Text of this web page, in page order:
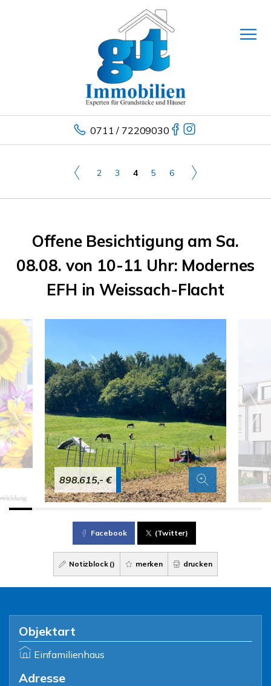
0711 / 72209030
2 3 4 5 6
Offene Besichtigung am Sa.
08.08. von 10-11 Uhr: Modernes
EFH in Weissach-Flacht
898.615,- €
Facebook (Twitter)
Notizblock () merken drucken
Objektart
Einfamilienhaus
Adresse